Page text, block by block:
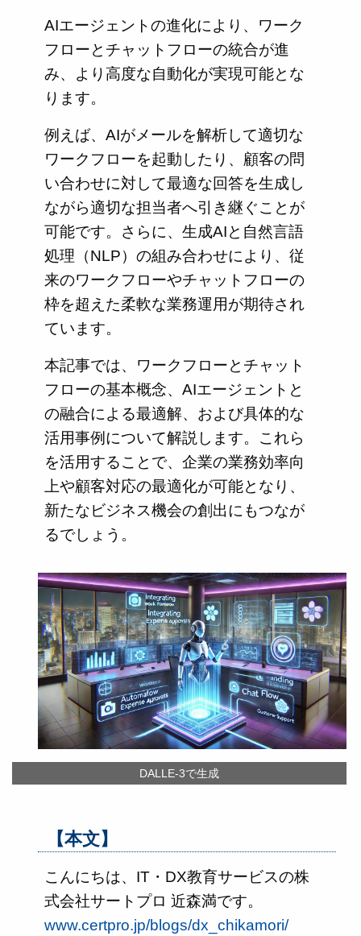
AIエージェントの進化により、ワーク
フローとチャットフローの統合が進
み、より高度な自動化が実現可能とな
ります。
例えば、AIがメールを解析して適切な
ワークフローを起動したり、顧客の問
い合わせに対して最適な回答を生成し
ながら適切な担当者へ引き継ぐことが
可能です。さらに、生成AIと自然言語
処理（NLP）の組み合わせにより、従
来のワークフローやチャットフローの
枠を超えた柔軟な業務運用が期待され
ています。
本記事では、ワークフローとチャット
フローの基本概念、AIエージェントと
の融合による最適解、および具体的な
活用事例について解説します。これら
を活用することで、企業の業務効率向
上や顧客対応の最適化が可能となり、
新たなビジネス機会の創出にもつなが
るでしょう。
DALLE-3で生成
【本文】
こんにちは、IT・DX教育サービスの株
式会社サートプロ 近森満です。
www.certpro.jp/blogs/dx_chikamori/